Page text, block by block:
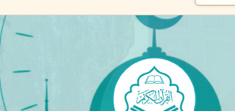
تەڭشەك
‹ ‹ ٤٣٥ › ›